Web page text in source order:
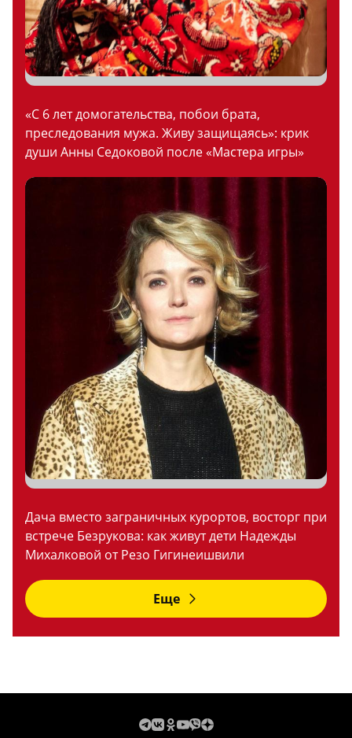
«С 6 лет домогательства, побои брата,
преследования мужа. Живу защищаясь»: крик
души Анны Седоковой после «Мастера игры»
Дача вместо заграничных курортов, восторг при
встрече Безрукова: как живут дети Надежды
Михалковой от Резо Гигинеишвили
Еще